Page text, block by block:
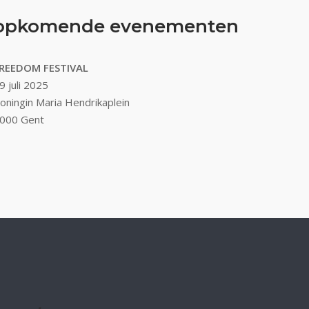
evenementen
FESTIVAL
juli 2025
Maria Hendrikaplein
Gent